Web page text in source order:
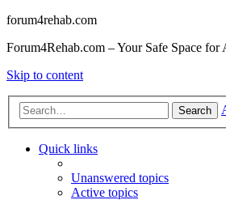
forum4rehab.com
Forum4Rehab.com – Your Safe Space
Skip to content
Search
Quick links
Unanswered topics
Active topics